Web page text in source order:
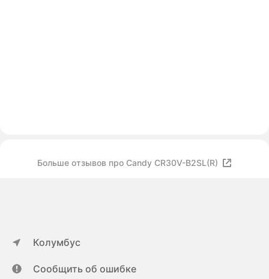
Больше отзывов про Candy CR30V-B2SL(R)
Колумбус
Сообщить об ошибке